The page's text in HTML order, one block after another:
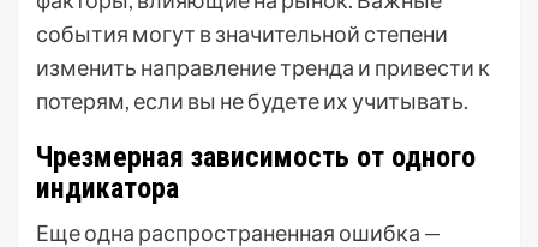
события могут в значительной степени
изменить направление тренда и привести к
потерям, если вы не будете их учитывать.
Чрезмерная зависимость от одного
индикатора
Еще одна распространенная ошибка —